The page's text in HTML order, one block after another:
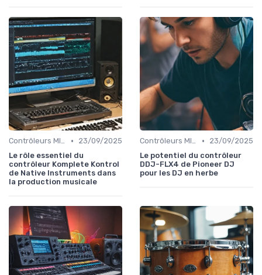
Contrôleurs MIDI et samplers •
23/09/2025
Le rôle essentiel du
contrôleur Komplete Kontrol
de Native Instruments dans
la production musicale
Contrôleurs MIDI et samplers •
23/09/2025
Le potentiel du contrôleur
DDJ-FLX4 de Pioneer DJ
pour les DJ en herbe